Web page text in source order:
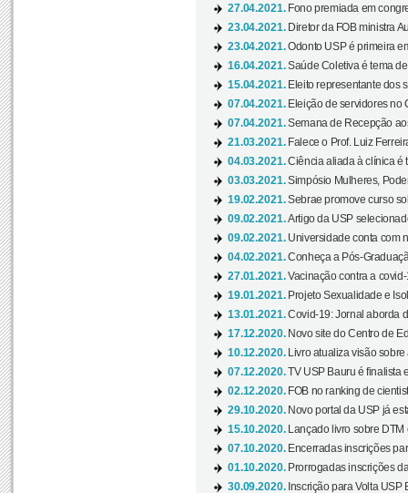
27.04.2021. Fono premiada em
23.04.2021. Diretor da FOB ministra
23.04.2021.Odonto USP é primeira
16.04.2021.Saúde Coletiva é tema
15.04.2021. Eleito representante dos
07.04.2021. Eleição de servidores no
07.04.2021.Semana de Recepção
21.03.2021. Falece o Prof. Luiz
04.03.2021.Ciência aliada à clínica é
03.03.2021.Simpósio Mulheres,
19.02.2021.Sebrae promove curso
09.02.2021.Artigo da USP
09.02.2021. Universidade conta com
04.02.2021.Conheça a Pós-
27.01.2021.Vacinação contra a
19.01.2021. Projeto Sexualidade e
13.01.2021.Covid-19: Jornal aborda
17.12.2020. Novo site do Centro de
10.12.2020.
Livro atualiza visão
07.12.2020.TV USP Bauru é finalista
02.12.2020. FOB no ranking de
29.10.2020. Novo portal da USP já
15.10.2020.
Lançado livro sobre
07.10.2020. Encerradas inscrições
01.10.2020. Prorrogadas inscrições
30.09.2020. Inscrição para Volta USP